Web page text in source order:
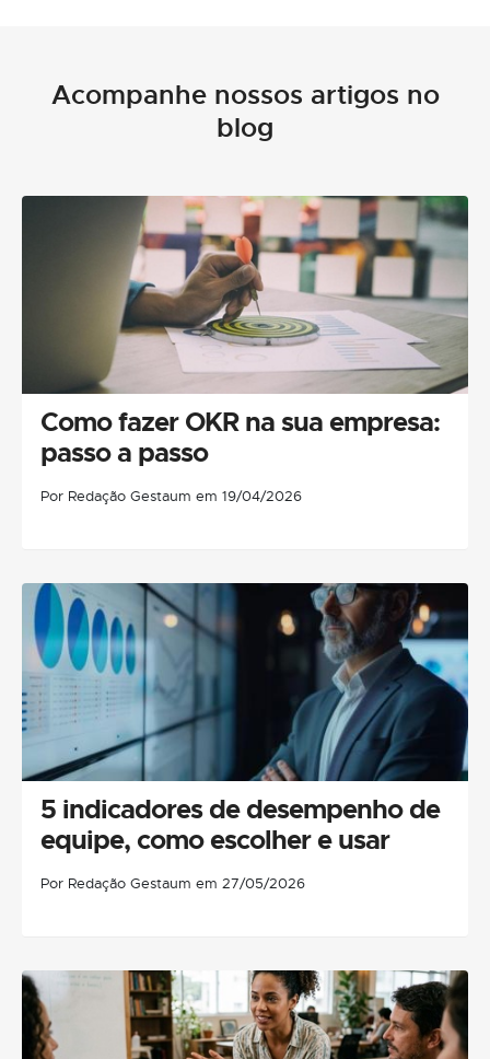
Acompanhe nossos artigos no
blog
Como fazer OKR na sua empresa:
passo a passo
Por Redação Gestaum em 19/04/2026
5 indicadores de desempenho de
equipe, como escolher e usar
Por Redação Gestaum em 27/05/2026